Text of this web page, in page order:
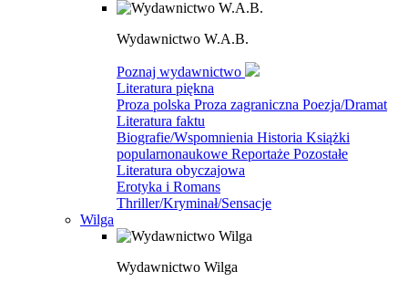
Wydawnictwo W.A.B.
Poznaj wydawnictwo
Literatura piękna
Proza polska Proza zagraniczna Poezja/Dramat
Literatura faktu
Biografie/Wspomnienia Historia Książki
popularnonaukowe Reportaże Pozostałe
Literatura obyczajowa
Erotyka i Romans
Thriller/Kryminał/Sensacje
Wilga
Wydawnictwo Wilga